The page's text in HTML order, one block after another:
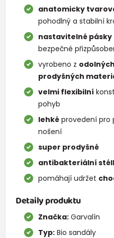
anatomicky
pohodlný a stabilní
nastavitelné pásky
bezpečné
vyrobeno z
prodyšných
velmi flexibilní
pohyb
lehké provedení pro
nošení
super prodyšné
antibakteriální
pomáhají udržet
Detaily produktu
Značka: Garvalín
Typ: Bio sandály